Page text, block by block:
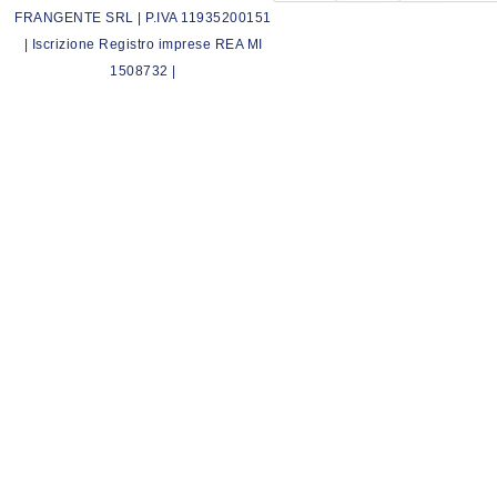
FRANGENTE SRL | P.IVA 11935200151
| Iscrizione Registro imprese REA MI
1508732 |